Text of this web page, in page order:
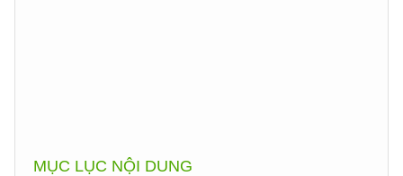
MỤC LỤC NỘI DUNG